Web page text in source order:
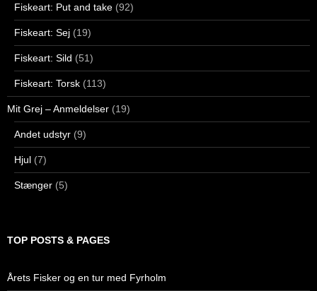
Fiskeart: Put and take (92)
Fiskeart: Sej (19)
Fiskeart: Sild (51)
Fiskeart: Torsk (113)
Mit Grej – Anmeldelser (19)
Andet udstyr (9)
Hjul (7)
Stænger (5)
TOP POSTS & PAGES
Årets Fisker og en tur med Fyrholm